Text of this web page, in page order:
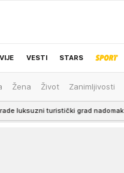
VESTI STARS
REGION NEWS IZBOR
Žena Život Zanimljivosti
grad nadomak Dubrovnika, evo